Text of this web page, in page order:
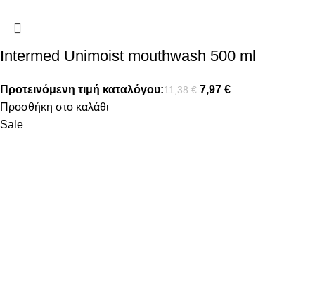
Intermed Unimoist mouthwash 500 ml
Προτεινόμενη τιμή καταλόγου:11,38€ 7,97 €
Προσθήκη στο καλάθι
Sale